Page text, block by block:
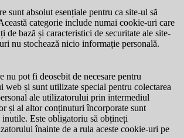
sunt absolut esențiale pentru ca site-ul să
categorie include numai cookie-uri care
de bază și caracteristici de securitate ale site-
nu stochează nicio informație personală.
nu pot fi deosebit de necesare pentru
web și sunt utilizate special pentru colectarea
ale utilizatorului prin intermediul
și al altor conținuturi încorporate sunt
Este obligatoriu să obțineți
înainte de a rula aceste cookie-uri pe